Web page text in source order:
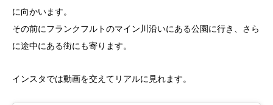
に向かいます。
その前にフランクフルトのマイン川沿いにある公園に行き、さら
に途中にある街にも寄ります。
インスタでは動画を交えてリアルに見れます。